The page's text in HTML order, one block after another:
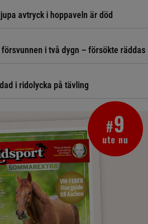
avtryck i hoppaveln är död
försvunnen i två dygn – försökte räddas
i ridolycka på tävling
#9
ute nu